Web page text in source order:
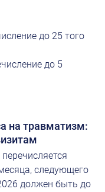
до 25 того
до 5
на травматизм:
следующего
должен быть до